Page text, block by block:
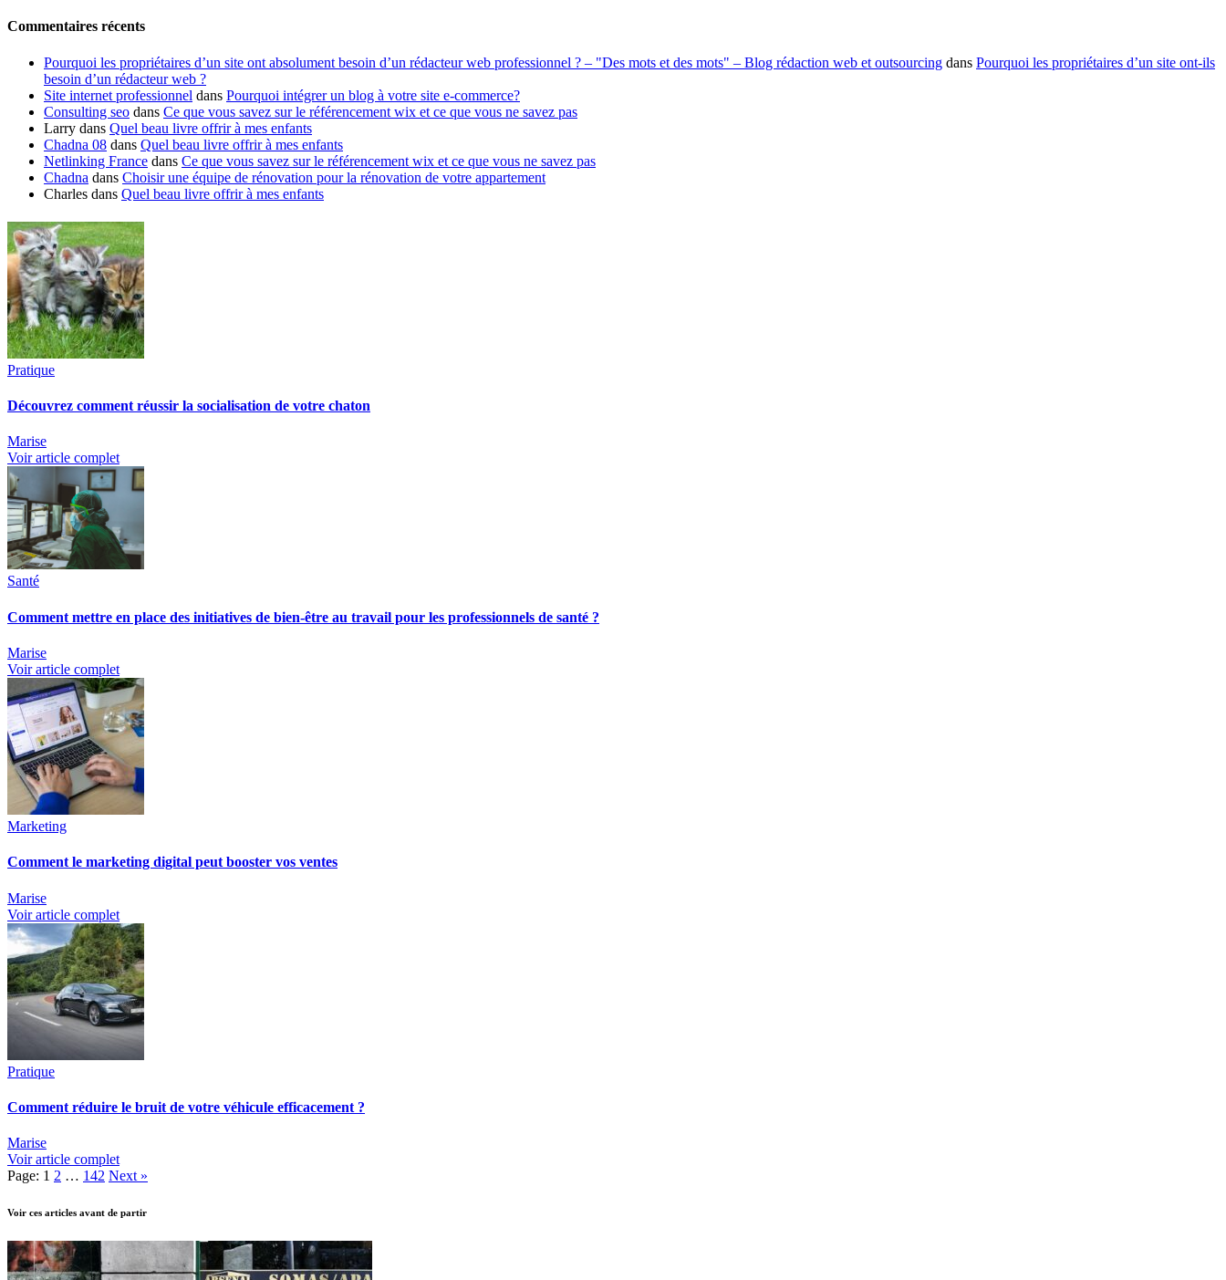
Commentaires récents
Pourquoi les propriétaires d’un site ont absolument besoin d’un rédacteur web professionnel ? – "Des mots et des mots" – Blog rédaction web et outsourcing dans Pourquoi les propriétaires d’un site ont-ils
besoin d’un rédacteur web ?
Site internet professionnel dans Pourquoi intégrer un blog à votre site e-commerce?
Consulting seo dans Ce que vous savez sur le référencement wix et ce que vous ne savez pas
Larry dans Quel beau livre offrir à mes enfants
Chadna 08 dans Quel beau livre offrir à mes enfants
Netlinking France dans Ce que vous savez sur le référencement wix et ce que vous ne savez pas
Chadna dans Choisir une équipe de rénovation pour la rénovation de votre appartement
Charles dans Quel beau livre offrir à mes enfants
Pratique
Découvrez comment réussir la socialisation de votre chaton
Marise
Voir article complet
Santé
Comment mettre en place des initiatives de bien-être au travail pour les professionnels de santé ?
Marise
Voir article complet
Marketing
Comment le marketing digital peut booster vos ventes
Marise
Voir article complet
Pratique
Comment réduire le bruit de votre véhicule efficacement ?
Marise
Voir article complet
Page: 1 2 … 142 Next »
Voir ces articles avant de partir